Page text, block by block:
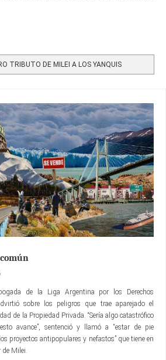
TRIBUTO DE MILEI A LOS YANQUIS
de la Liga Argentina por los Derechos
sobre los peligros que trae aparejado el
de la Propiedad Privada. “Sería algo catastrófico
avance”, sentenció y llamó a “estar de pie
proyectos antipopulares y nefastos” que tiene en
de Milei.